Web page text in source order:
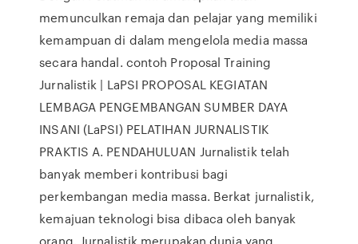
memunculkan remaja dan pelajar yang memiliki
kemampuan di dalam mengelola media massa
secara handal. contoh Proposal Training
Jurnalistik | LaPSI PROPOSAL KEGIATAN
LEMBAGA PENGEMBANGAN SUMBER DAYA
INSANI (LaPSI) PELATIHAN JURNALISTIK
PRAKTIS A. PENDAHULUAN Jurnalistik telah
banyak memberi kontribusi bagi
perkembangan media massa. Berkat jurnalistik,
kemajuan teknologi bisa dibaca oleh banyak
orang. Jurnalistik merupakan dunia yang